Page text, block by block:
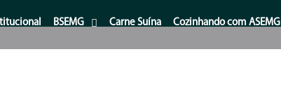
BSEMG Carne Suína Cozinhando com ASEMG